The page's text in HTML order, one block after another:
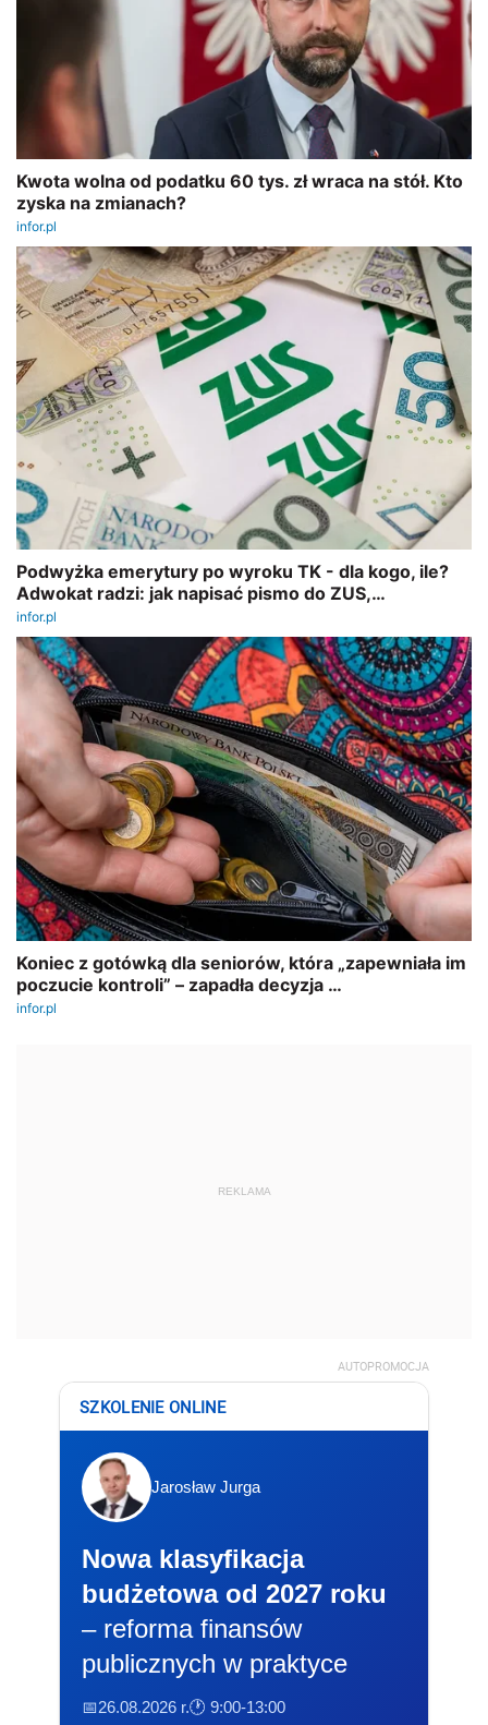
REKLAMA
AUTOPROMOCJA
SZKOLENIE ONLINE
Jarosław Jurga
Nowa klasyfikacja
budżetowa od 2027 roku
– reforma finansów
publicznych w praktyce
📅26.08.2026 r.🕐 9:00-13:00